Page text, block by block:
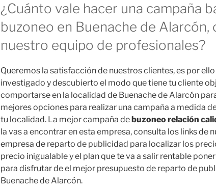
¿Cuánto vale hacer una campaña
buzoneo en Buenache de Alarcón,
nuestro equipo de profesionales?
Queremos la satisfacción de nuestros clientes, es por
investigado y descubierto el modo que tiene tu cliente
comportarse en la localidad de Buenache de Alarcón
mejores opciones para realizar una campaña a medida
tu localidad. La mejor campaña debuzoneo relación
la vas a encontrar en esta empresa, consulta los links de
empresa de reparto de publicidad para localizar los
precio inigualable y el plan que te va a salir rentable
para disfrutar de el mejor presupuesto de reparto de
Buenache de Alarcón.